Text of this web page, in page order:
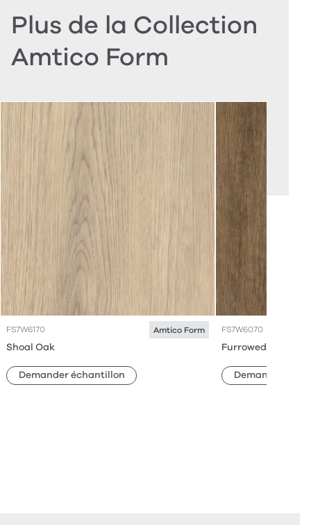
Plus de la Collection
Amtico Form
FS7W6170 Amtico Form
Shoal Oak
Demander échantillon
FS7W6070
Furrowed Oak
Demander